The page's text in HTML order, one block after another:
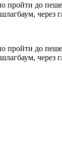
до
через
до
через